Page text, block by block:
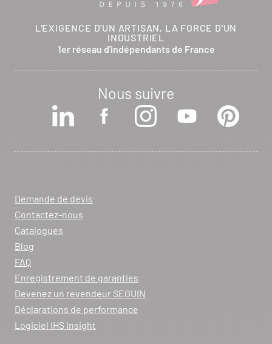
BRETHENAY 52000
Voir la fiche revendeur
VOIR LE SITE CONTACTER
357 AVENUE DE MONTRICHER
LA FARE LES OLIVIERS 13580
Itinéraire
Tél : 04 90 90 43 62
Voir la fiche revendeur
VOIR LE SITE CONTACTER
L'EXIGENCE D'UN ARTISAN, LA FORCE D'UN
INDUSTRIEL
1er réseau d'indépendants de France
Nous suivre
Demande de devis
Contactez-nous
Catalogues
Blog
FAQ
Enregistrement de garanties
Devenez un revendeur SEGUIN
Déclarations de performance
Logiciel IHS Insight